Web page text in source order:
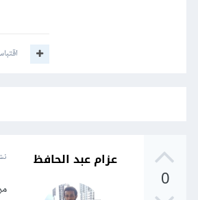
0
عزام عبد الحافظ